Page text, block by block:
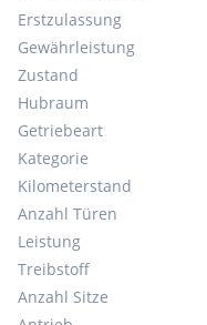
Erstzulassung
Gewährleistung
Zustand
Hubraum
Getriebeart
Kategorie
Kilometerstand
Anzahl Türen
Leistung
Treibstoff
Anzahl Sitze